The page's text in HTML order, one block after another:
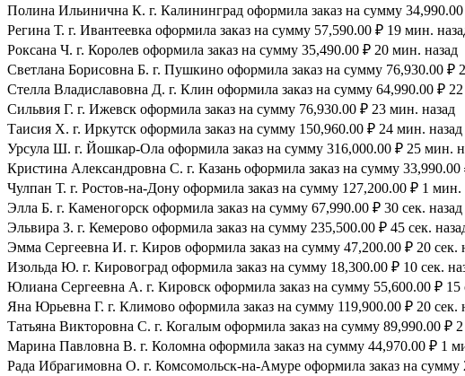
Полина Ильинична К. г. Калининград оформила заказ на сумму
Регина Т. г. Ивантеевка оформила заказ на сумму 57,590.00 ₽ 19 мин.
Роксана Ч. г. Королев оформила заказ на сумму 35,490.00 ₽ 20 мин. назад
Светлана Борисовна Б. г. Пушкино оформила заказ на сумму 76,930.00 ₽
Стелла Владиславовна Д. г. Клин оформила заказ на сумму 64,990.00 ₽
Сильвия Г. г. Ижевск оформила заказ на сумму 76,930.00 ₽ 23 мин. назад
Таисия Х. г. Иркутск оформила заказ на сумму 150,960.00 ₽ 24 мин. назад
Урсула Ш. г. Йошкар-Ола оформила заказ на сумму 316,000.00 ₽ 25 мин.
Кристина Александровна С. г. Казань оформила заказ на сумму
Чулпан Т. г. Ростов-на-Дону оформила заказ на сумму 127,200.00 ₽ 1 мин.
Элла Б. г. Каменогорск оформила заказ на сумму 67,990.00 ₽ 30 сек. назад
Эльвира З. г. Кемерово оформила заказ на сумму 235,500.00 ₽ 45 сек.
Эмма Сергеевна И. г. Киров оформила заказ на сумму 47,200.00 ₽ 20 сек.
Изольда Ю. г. Кировоград оформила заказ на сумму 18,300.00 ₽ 10 сек.
Юлиана Сергеевна А. г. Кировск оформила заказ на сумму 55,600.00 ₽ 15
Яна Юрьевна Г. г. Климово оформила заказ на сумму 119,900.00 ₽ 20 сек.
Татьяна Викторовна С. г. Когалым оформила заказ на сумму 89,990.00 ₽
Марина Павловна В. г. Коломна оформила заказ на сумму 44,970.00 ₽ 1
Рада Ибрагимовна О. г. Комсомольск-на-Амуре оформила заказ на сумму